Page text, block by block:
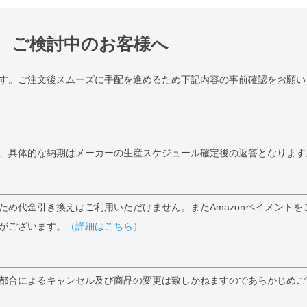
ご検討中のお客様へ
。ご注文後スムーズに手配を進めるため下記内容の事前確認をお願
具体的な納期はメーカーの生産スケジュール確定後の返答となりま
め代金引き換えはご利用いただけません。またAmazonペイメントを
ございます。
（詳細はこちら）
合によるキャンセル及び商品の変更は致しかねますのであらかじめ